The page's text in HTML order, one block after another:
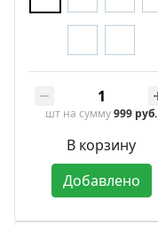
шт на сумму999 руб.
В корзину
Добавлено